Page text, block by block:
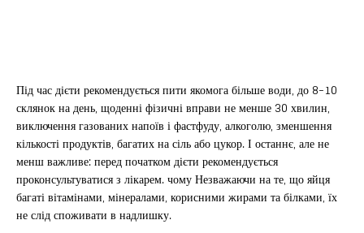
Під час дієти рекомендується пити якомога більше води, до 8-10
склянок на день, щоденні фізичні вправи не менше 30 хвилин,
виключення газованих напоїв і фастфуду, алкоголю, зменшення
кількості продуктів, багатих на сіль або цукор. І останнє, але не
менш важливе: перед початком дієти рекомендується
проконсультуватися з лікарем. чому Незважаючи на те, що яйця
багаті вітамінами, мінералами, корисними жирами та білками, їх
не слід споживати в надлишку.